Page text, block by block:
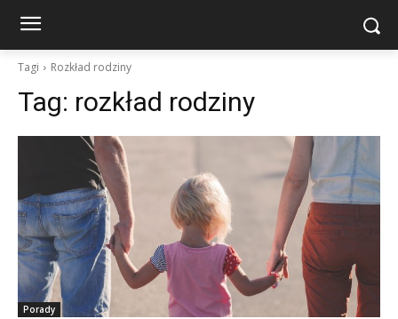
Tagi Rozkład rodziny
Tag: rozkład rodziny
Porady